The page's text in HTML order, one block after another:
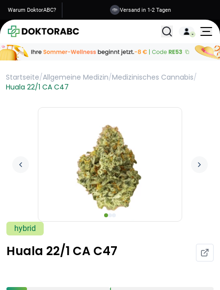
Warum DoktorABC? Versand in 1-2 Tagen
Alle
Startseite/Allgemeine Medizin/Medizinisches Cannabis/
Huala 22/1 CA C47
hybrid
Huala 22/1 CA C47